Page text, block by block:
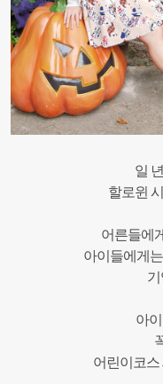
일
할로윈
어른들에
아이들에게는
아
어린이코스